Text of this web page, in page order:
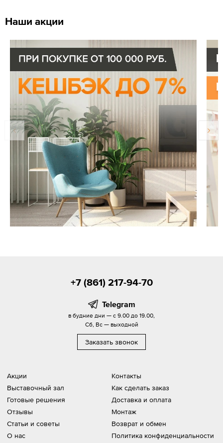
Наши акции
Акции
Выставочный зал
Готовые решения
Отзывы
Статьи и советы
О нас
Контакты
Как сделать заказ
Доставка и оплата
Монтаж
Возврат и обмен
Политика конфиденциальности
+7 (861) 217-94-70
Telegram
в будние дни — с 9.00 до 19.00,
Сб, Вс — выходной
Заказать звонок